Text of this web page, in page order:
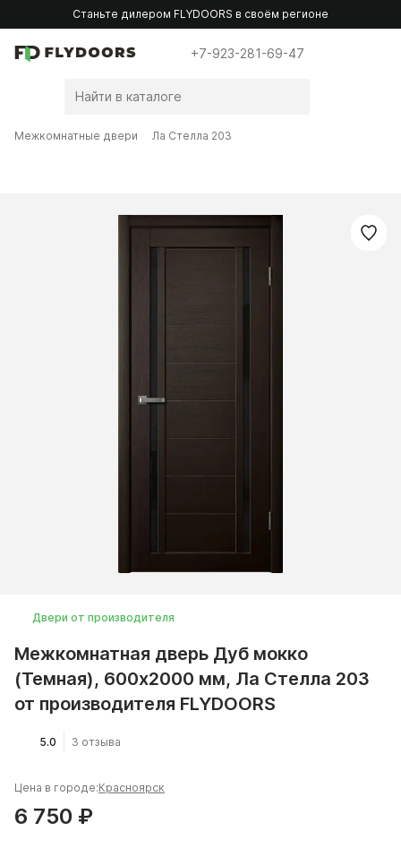
Станьте дилером FLYDOORS в своём регионе
+7-923-281-69-47
Межкомнатные двери Ла Стелла 203
Двери от производителя
Межкомнатная дверь Дуб мокко
(Темная), 600x2000 мм, Ла Стелла 203
от производителя FLYDOORS
5.0 3 отзыва
Цена в городе:Красноярск
6 750 ₽